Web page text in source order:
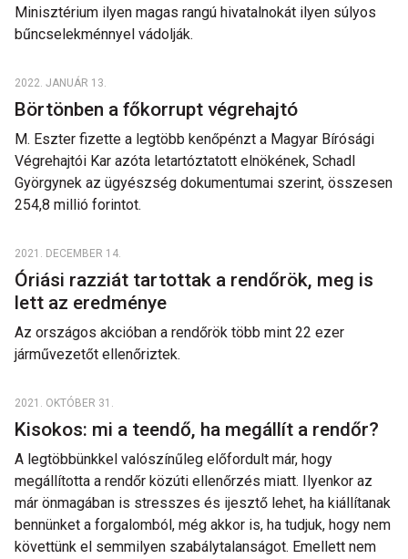
Minisztérium ilyen magas rangú hivatalnokát ilyen súlyos
bűncselekménnyel vádolják.
2022. JANUÁR 13.
Börtönben a főkorrupt végrehajtó
M. Eszter fizette a legtöbb kenőpénzt a Magyar Bírósági
Végrehajtói Kar azóta letartóztatott elnökének, Schadl
Györgynek az ügyészség dokumentumai szerint, összesen
254,8 millió forintot.
2021. DECEMBER 14.
Óriási razziát tartottak a rendőrök, meg is
lett az eredménye
Az országos akcióban a rendőrök több mint 22 ezer
járművezetőt ellenőriztek.
2021. OKTÓBER 31.
Kisokos: mi a teendő, ha megállít a rendőr?
A legtöbbünkkel valószínűleg előfordult már, hogy
megállította a rendőr közúti ellenőrzés miatt. Ilyenkor az
már önmagában is stresszes és ijesztő lehet, ha kiállítanak
bennünket a forgalomból, még akkor is, ha tudjuk, hogy nem
követtünk el semmilyen szabálytalanságot. Emellett nem